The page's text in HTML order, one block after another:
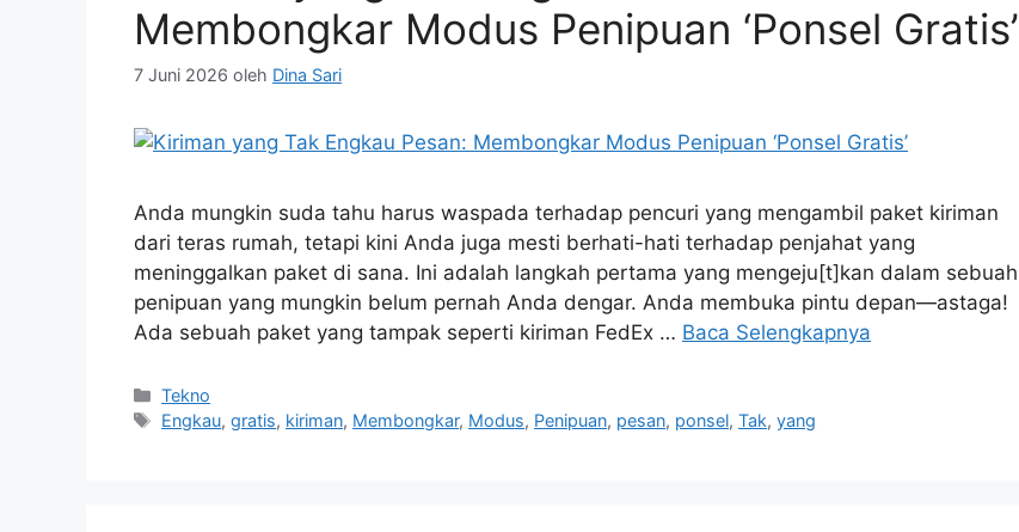
Membongkar Modus Penipuan ‘Ponsel Gratis’
7 Juni 2026 oleh Dina Sari
Anda mungkin suda tahu harus waspada terhadap pencuri yang mengambil paket kiriman
dari teras rumah, tetapi kini Anda juga mesti berhati-hati terhadap penjahat yang
meninggalkan paket di sana. Ini adalah langkah pertama yang mengeju[t]kan dalam sebuah
penipuan yang mungkin belum pernah Anda dengar. Anda membuka pintu depan—astaga!
Ada sebuah paket yang tampak seperti kiriman FedEx … Baca Selengkapnya
Kategori
Tekno
Tag
Engkau,gratis, kiriman, Membongkar, Modus, Penipuan, pesan, ponsel,Tak,yang